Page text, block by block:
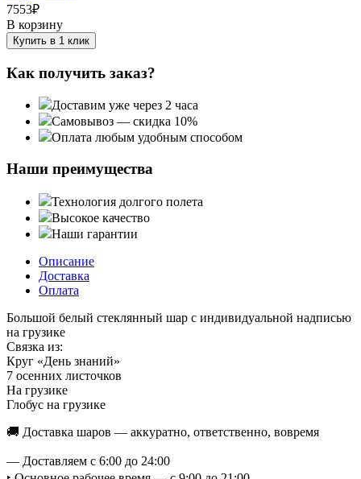
7553₽
В корзину
Купить в 1 клик
Как получить заказ?
Доставим уже через 2 часа
Самовывоз — скидка 10%
Оплата любым удобным способом
Наши преимущества
Технология долгого полета
Высокое качество
Наши гарантии
Описание
Доставка
Оплата
Большой белый стеклянный шар с индивидуальной надписью
на грузике
Связка из:
Круг «День знаний»
7 осенних листочков
На грузике
Глобус на грузике
🚚 Доставка шаров — аккуратно, ответственно, вовремя
— Доставляем с 6:00 до 24:00